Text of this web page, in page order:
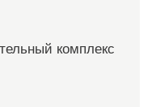
комплекс